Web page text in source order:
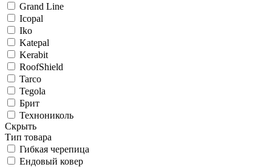
Grand Line
Icopal
Iko
Katepal
Kerabit
RoofShield
Tarco
Tegola
Брит
Технониколь
Скрыть
Тип товара
Гибкая черепица
Ендовый ковер